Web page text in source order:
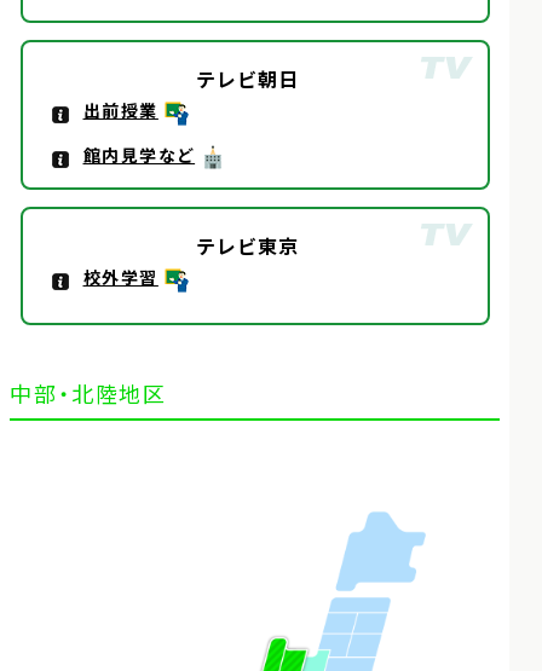
テレビ朝日
出前授業
館内見学など
テレビ東京
校外学習
中部・北陸地区